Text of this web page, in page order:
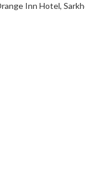
Inn Hotel,